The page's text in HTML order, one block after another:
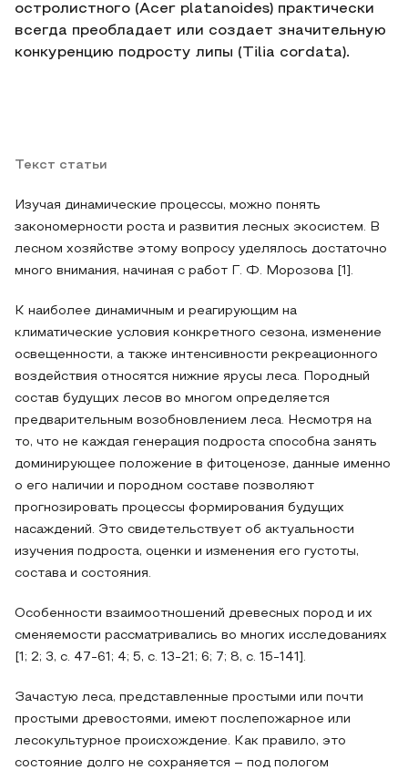
остролистного (Acer platanoides) практически
всегда преобладает или создает значительную
конкуренцию подросту липы (Tilia cordata).
Текст статьи
Изучая динамические процессы, можно понять
закономерности роста и развития лесных экосистем. В
лесном хозяйстве этому вопросу уделялось достаточно
много внимания, начиная с работ Г. Ф. Морозова [1].
К наиболее динамичным и реагирующим на
климатические условия конкретного сезона, изменение
освещенности, а также интенсивности рекреационного
воздействия относятся нижние ярусы леса. Породный
состав будущих лесов во многом определяется
предварительным возобновлением леса. Несмотря на
то, что не каждая генерация подроста способна занять
доминирующее положение в фитоценозе, данные именно
о его наличии и породном составе позволяют
прогнозировать процессы формирования будущих
насаждений. Это свидетельствует об актуальности
изучения подроста, оценки и изменения его густоты,
состава и состояния.
Особенности взаимоотношений древесных пород и их
сменяемости рассматривались во многих исследованиях
[1; 2; 3, с. 47-61; 4; 5, с. 13-21; 6; 7; 8, с. 15-141].
Зачастую леса, представленные простыми или почти
простыми древостоями, имеют послепожарное или
лесокультурное происхождение. Как правило, это
состояние долго не сохраняется – под пологом